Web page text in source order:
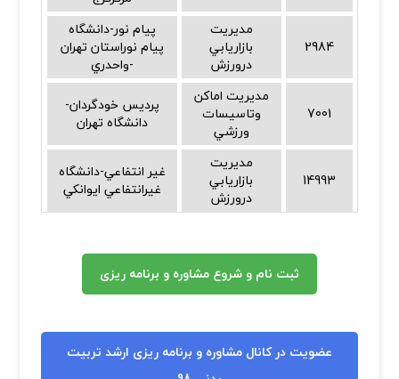
2984
مديريت
بازاريابي
درورزش
پيام نور-دانشگاه
پيام نوراستان تهران
-واحدري
7001
مديريت اماكن
وتاسيسات
ورزشي
پرديس خودگردان-
دانشگاه تهران
14993
مديريت
بازاريابي
درورزش
غير انتفاعي-دانشگاه
غيرانتفاعي ايوانكي
ثبت نام و شروع مشاوره و برنامه ریزی
عضویت در کانال مشاوره و برنامه ریزی ارشد تربیت